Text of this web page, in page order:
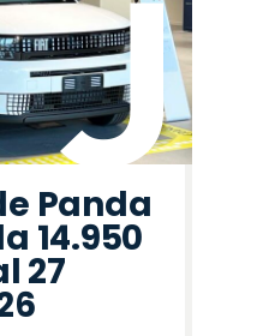
Panda
14.950
27